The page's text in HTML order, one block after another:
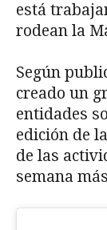
está
rodean la
Según
creado un
entidades
edición de
de las
semana